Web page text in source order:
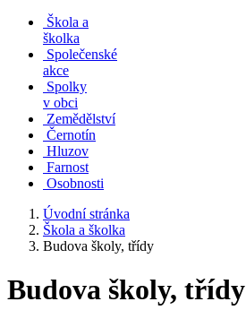
Škola a
školka
Společenské
akce
Spolky
v obci
Zemědělství
Černotín
Hluzov
Farnost
Osobnosti
Úvodní stránka
Škola a školka
Budova školy, třídy
Budova školy, třídy